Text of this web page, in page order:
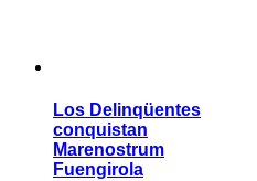
Los Delinqüentes
conquistan
Marenostrum
Fuengirola